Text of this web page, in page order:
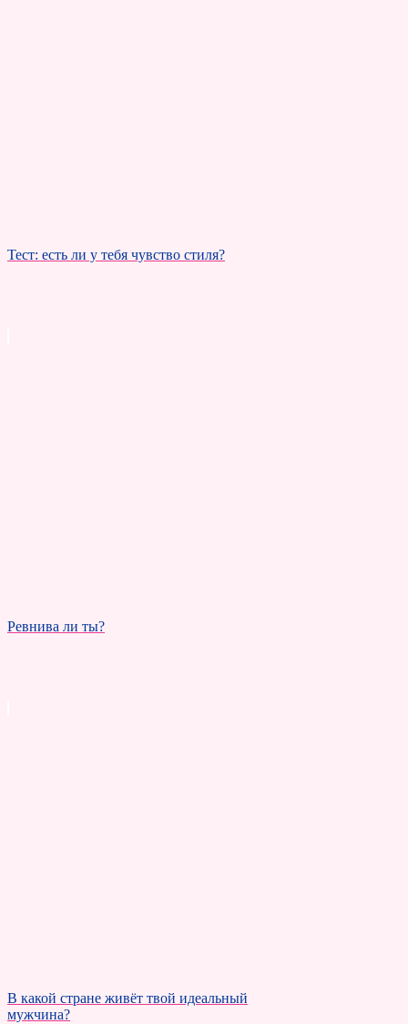
Тест: есть ли у тебя чувство стиля?
Ревнива ли ты?
В какой стране живёт твой идеальный
мужчина?